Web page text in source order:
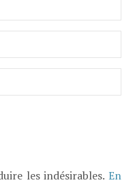
les indésirables. En